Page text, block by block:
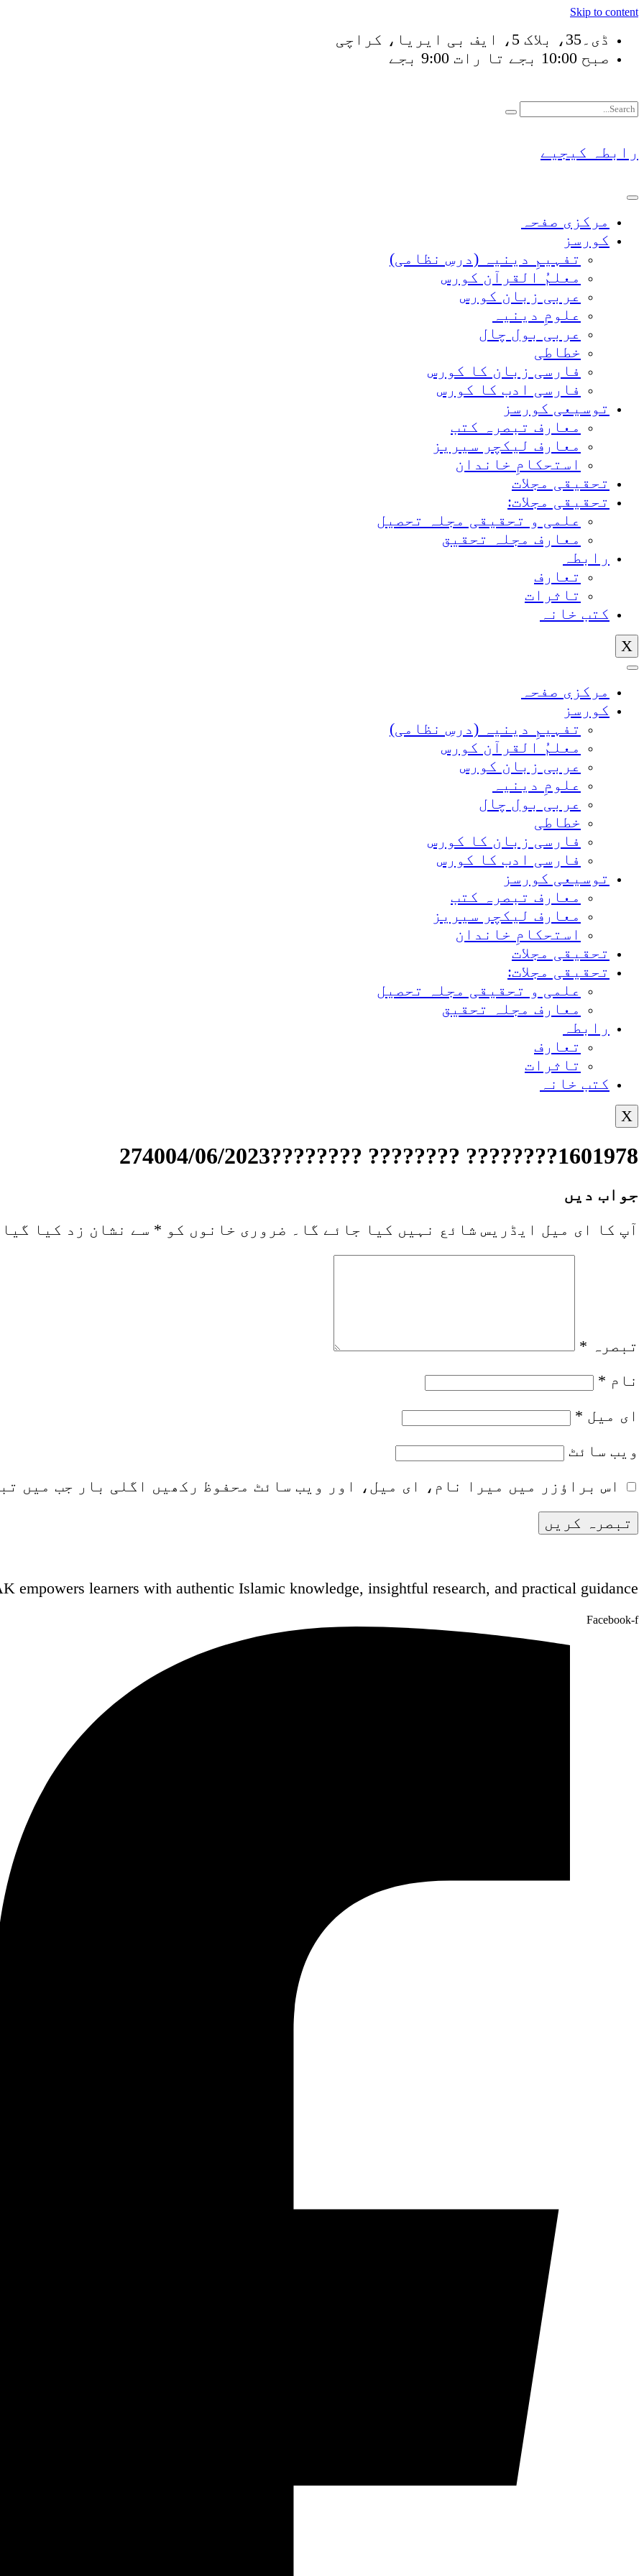
Skip to content
ڈی۔35، بلاک 5، ایف بی ایریا، کراچی
صبح 10:00 بجے تا رات 9:00 بجے
رابطہ کیجیے
مرکزی صفحہ
کورسز
تفہیمِ دینیہ (درسِ نظامی)
معلمُ القرآن کورس
عربی زبان کورس
علومِ دینیہ
عربی بول چال
خطاطی
فارسی زبان کا کورس
فارسی ادب کا کورس
توسیعی کورسز
معارف تبصرہ کتب
معارف لیکچر سیریز
استحکامِ خاندان
تحقیقی مجلات
تحقیقی مجلات:
علمی و تحقیقی مجلہ تحصیل
معارف مجلہ تحقیق
رابطہ
تعارف
تاثرات
کتب خانہ
X
مرکزی صفحہ
کورسز
تفہیمِ دینیہ (درسِ نظامی)
معلمُ القرآن کورس
عربی زبان کورس
علومِ دینیہ
عربی بول چال
خطاطی
فارسی زبان کا کورس
فارسی ادب کا کورس
توسیعی کورسز
معارف تبصرہ کتب
معارف لیکچر سیریز
استحکامِ خاندان
تحقیقی مجلات
تحقیقی مجلات:
علمی و تحقیقی مجلہ تحصیل
معارف مجلہ تحقیق
رابطہ
تعارف
تاثرات
کتب خانہ
X
1601978???????? ???????? ????????274004/06/2023
جواب دیں
آپ کا ای میل ایڈریس شائع نہیں کیا جائے گا۔ ضروری خانوں کو * سے نشان زد کیا
تبصرہ *
نام *
ای میل *
ویب‌ سائٹ
اس براؤزر میں میرا نام، ای میل، اور ویب سائٹ محفوظ رکھیں اگلی بار جب میں
empowers learners with authentic Islamic knowledge, insightful research, and practical guidance
Facebook-f